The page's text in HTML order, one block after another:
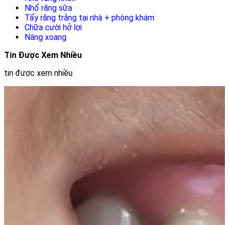
Nhổ răng sữa
Tẩy răng trắng tại nhà + phòng khám
Chữa cười hở lợi
Nâng xoang
Tin Được Xem Nhiều
tin được xem nhiều